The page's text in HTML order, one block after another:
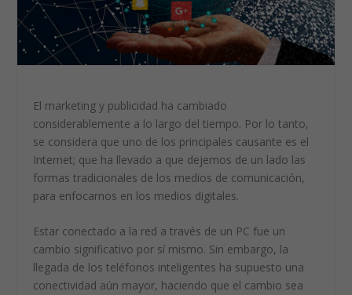
El marketing y publicidad ha cambiado
considerablemente a lo largo del tiempo. Por lo tanto,
se considera que uno de los principales causante es el
Internet; que ha llevado a que dejemos de un lado las
formas tradicionales de los medios de comunicación,
para enfocarnos en los medios digitales.
Estar conectado a la red a través de un PC fue un
cambio significativo por sí mismo. Sin embargo, la
llegada de los teléfonos inteligentes ha supuesto una
conectividad aún mayor, haciendo que el cambio sea